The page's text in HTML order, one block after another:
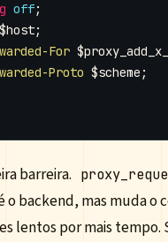
off;
$host;
For
Proto $scheme ;
barreira.
backend, mas muda o
lentos por mais